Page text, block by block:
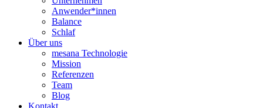
Anwender*innen
Balance
Schlaf
Über uns
mesana Technologie
Mission
Referenzen
Team
Blog
Kontakt